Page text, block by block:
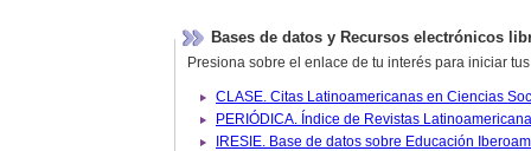
Bases de datos y Recursos electrónicos
Presiona sobre el enlace de tu interés para iniciar
IRESIE. Base de datos